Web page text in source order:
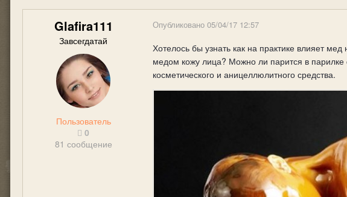
Glafira111
Завсегдатай
Пользователь
0
81 сообщение
Опубликовано 05/04/17 12:57
Хотелось бы узнать как на практике влияет
медом кожу лица? Можно ли парится в
косметического и аницеллюлитного средства.